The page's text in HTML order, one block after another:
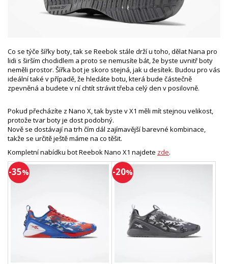
Co se týče šířky boty, tak se Reebok stále drží u toho, dělat Nana pro
lidi s širším chodidlem a proto se nemusíte bát, že byste uvnitř boty
neměli prostor. Šířka bot je skoro stejná, jak u desítek. Budou pro vás
ideální také v případě, že hledáte botu, která bude částečně
zpevněná a budete v ní chtít strávit třeba celý den v posilovně.
Pokud přecházíte z Nano X, tak byste v X1 měli mít stejnou velikost,
protože tvar boty je dost podobný.
Nově se dostávají na trh čím dál zajímavější barevné kombinace,
takže se určitě ještě máme na co těšit.
Kompletní nabídku bot Reebok Nano X1 najdete zde.
-35% -20%